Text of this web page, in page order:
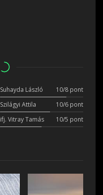
Suhayda László
10/8 pont
Szilágyi Attila
10/6 pont
ifj. Vitray Tamás
10/5 pont